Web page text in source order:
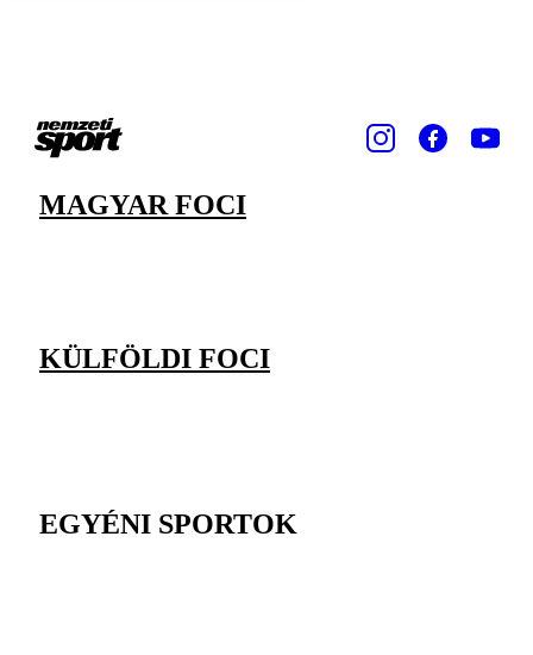
MAGYAR FOCI
KÜLFÖLDI FOCI
EGYÉNI SPORTOK